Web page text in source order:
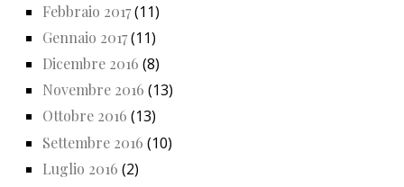
Febbraio 2017(11)
Gennaio 2017(11)
Dicembre 2016 (8)
Novembre 2016 (13)
Ottobre 2016 (13)
Settembre 2016 (10)
Luglio 2016 (2)